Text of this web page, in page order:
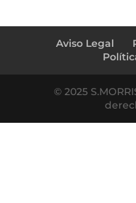
Aviso Legal
© 2025